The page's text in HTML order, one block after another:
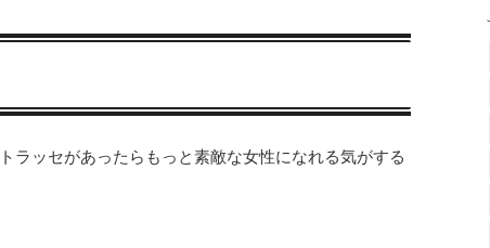
ラッセがあったらもっと素敵な女性になれる気がする